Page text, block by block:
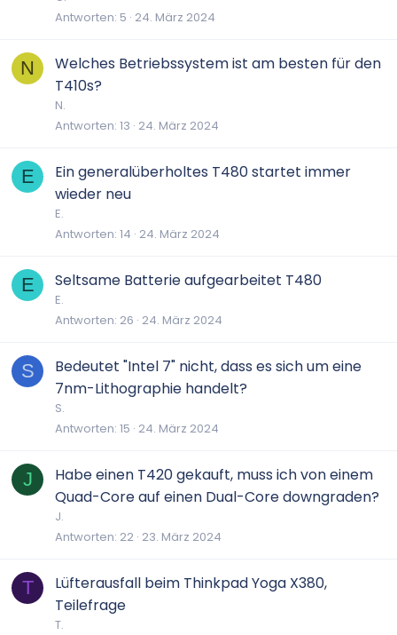
Antworten 5 24. März 2024
N
Welches Betriebssystem ist am besten für den
T410s?
N.
Antworten 13 24. März 2024
E
Ein generalüberholtes T480 startet immer
wieder neu
E.
Antworten 14 24. März 2024
E Seltsame Batterie aufgearbeitet T480
E.
Antworten 26 24. März 2024
S
Bedeutet "Intel 7" nicht, dass es sich um eine
7nm-Lithographie handelt?
S.
Antworten 15 24. März 2024
J
Habe einen T420 gekauft, muss ich von einem
Quad-Core auf einen Dual-Core downgraden?
J.
Antworten 22 23. März 2024
T
Lüfterausfall beim Thinkpad Yoga X380,
Teilefrage
T.